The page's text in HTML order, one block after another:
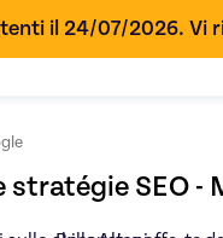
il 24/07/2026. Vi
SEO -